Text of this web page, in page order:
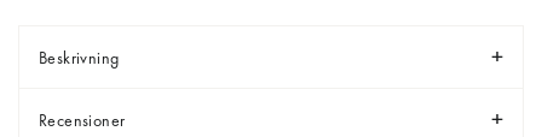
Beskrivning
Recensioner